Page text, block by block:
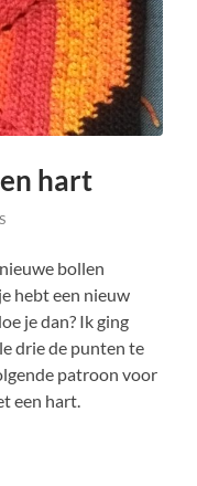
hart
bollen
hebt een nieuw
je dan? Ik ging
drie de punten te
patroon voor
een hart.